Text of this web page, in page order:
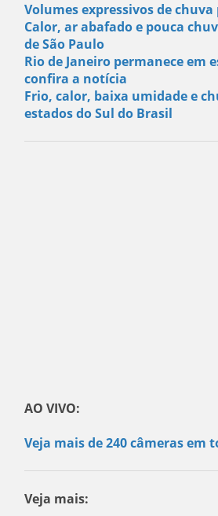
Volumes expressivos de chuva
Calor, ar abafado e pouca
de São Paulo
Rio de Janeiro permanece em
confira a notícia
Frio, calor, baixa umidade e
estados do Sul do Brasil
AO VIVO:
Veja mais de 240 câmeras em
Veja mais: